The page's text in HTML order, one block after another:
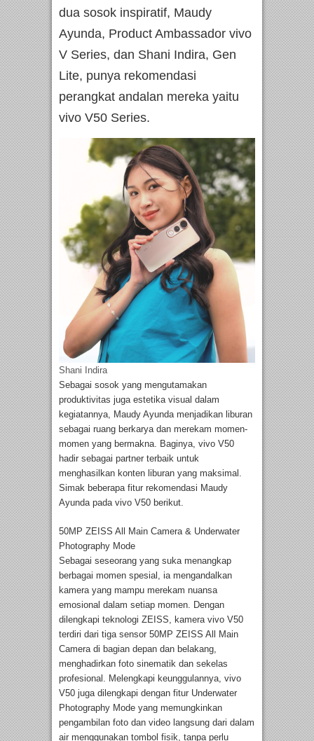
dua sosok inspiratif, Maudy
Ayunda, Product Ambassador vivo
V Series, dan Shani Indira, Gen
Lite, punya rekomendasi
perangkat andalan mereka yaitu
vivo V50 Series.
Shani Indira
Sebagai sosok yang mengutamakan
produktivitas juga estetika visual dalam
kegiatannya, Maudy Ayunda menjadikan liburan
sebagai ruang berkarya dan merekam momen-
momen yang bermakna. Baginya, vivo V50
hadir sebagai partner terbaik untuk
menghasilkan konten liburan yang maksimal.
Simak beberapa fitur rekomendasi Maudy
Ayunda pada vivo V50 berikut.
50MP ZEISS All Main Camera & Underwater
Photography Mode
Sebagai seseorang yang suka menangkap
berbagai momen spesial, ia mengandalkan
kamera yang mampu merekam nuansa
emosional dalam setiap momen. Dengan
dilengkapi teknologi ZEISS, kamera vivo V50
terdiri dari tiga sensor 50MP ZEISS All Main
Camera di bagian depan dan belakang,
menghadirkan foto sinematik dan sekelas
profesional. Melengkapi keunggulannya, vivo
V50 juga dilengkapi dengan fitur Underwater
Photography Mode yang memungkinkan
pengambilan foto dan video langsung dari dalam
air menggunakan tombol fisik, tanpa perlu